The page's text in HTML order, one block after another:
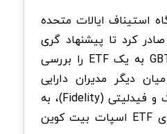
استیناف ایالات متحده
دستوری را برای SEC صادر کرد تا پیشنهاد گری
اسکیل برای تبدیل GBTC به یک ETF را بررسی
دیگر مدیران دارایی
اصلی، از جمله بلک راک و فیدلیتی (Fidelity)، به
دنبال تأییدیه SEC برای ETF اسپات بیت کوین